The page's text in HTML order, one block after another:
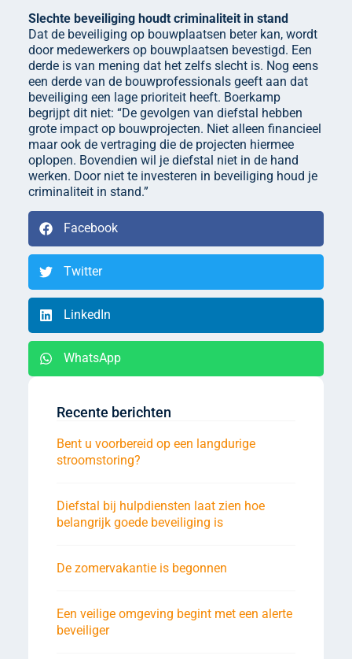
Slechte beveiliging houdt criminaliteit in stand
Dat de beveiliging op bouwplaatsen beter kan, wordt
door medewerkers op bouwplaatsen bevestigd. Een
derde is van mening dat het zelfs slecht is. Nog eens
een derde van de bouwprofessionals geeft aan dat
beveiliging een lage prioriteit heeft. Boerkamp
begrijpt dit niet: “De gevolgen van diefstal hebben
grote impact op bouwprojecten. Niet alleen financieel
maar ook de vertraging die de projecten hiermee
oplopen. Bovendien wil je diefstal niet in de hand
werken. Door niet te investeren in beveiliging houd je
criminaliteit in stand.”
Facebook
Twitter
LinkedIn
WhatsApp
Recente berichten
Bent u voorbereid op een langdurige
stroomstoring?
Diefstal bij hulpdiensten laat zien hoe
belangrijk goede beveiliging is
De zomervakantie is begonnen
Een veilige omgeving begint met een alerte
beveiliger